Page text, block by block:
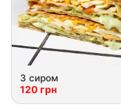
З сирoм
120 грн